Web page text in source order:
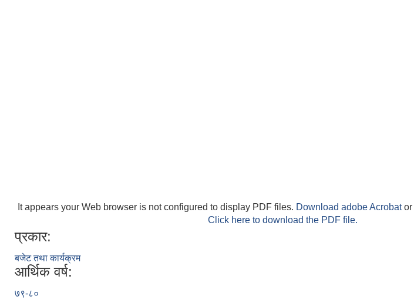
It appears your Web browser is not configured to display PDF files. Download adobe Acrobator
Click here to download the PDF file.
प्रकार:
बजेट तथा कार्यक्रम
आर्थिक वर्ष:
७९-८०